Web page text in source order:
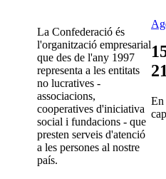
La Confederació és
l'organització empresarial
que des de l'any 1997
representa a les entitats
no lucratives -
associacions,
cooperatives d'iniciativa
social i fundacions - que
presten serveis d'atenció
a les persones al nostre
país.
En